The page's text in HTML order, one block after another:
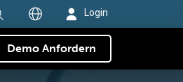
Login
Demo Anfordern